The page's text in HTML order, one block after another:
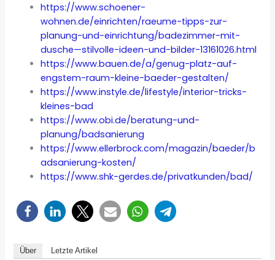
https://www.schoener-
wohnen.de/einrichten/raeume-tipps-zur-
planung-und-einrichtung/badezimmer-mit-
dusche—stilvolle-ideen-und-bilder-13161026.html
https://www.bauen.de/a/genug-platz-auf-
engstem-raum-kleine-baeder-gestalten/
https://www.instyle.de/lifestyle/interior-tricks-
kleines-bad
https://www.obi.de/beratung-und-
planung/badsanierung
https://www.ellerbrock.com/magazin/baeder/b
adsanierung-kosten/
https://www.shk-gerdes.de/privatkunden/bad/
Über Letzte Artikel